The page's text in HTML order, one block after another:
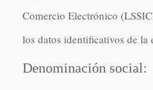
Comercio Electrónico
los datos identificativos de la
Denominación social: